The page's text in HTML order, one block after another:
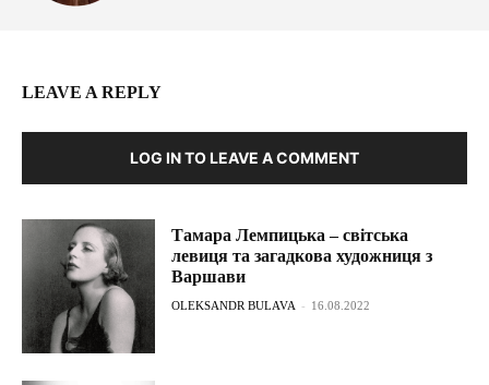
LEAVE A REPLY
LOG IN TO LEAVE A COMMENT
Тамара Лемпицька – світська
левиця та загадкова художниця з
Варшави
OLEKSANDR BULAVA - 16.08.2022